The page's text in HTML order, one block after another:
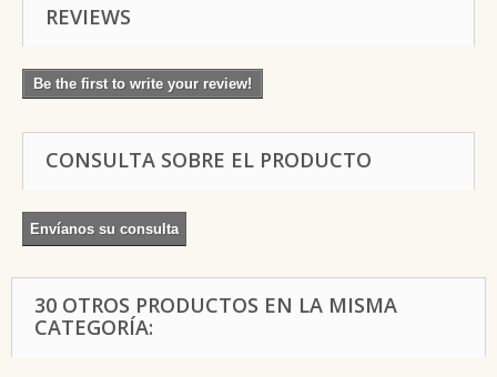
REVIEWS
Be the first to write your review!
CONSULTA SOBRE EL PRODUCTO
Envíanos su consulta
30 OTROS PRODUCTOS EN LA MISMA
CATEGORÍA: